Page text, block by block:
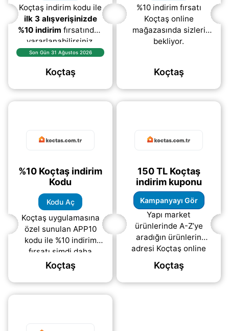
Koçtaş indirim kodu ile
ilk 3 alışverişinizde
%10 indirim fırsatından
yararlanabilirsiniz.
Koçtaş mobil
olan bu avantaj
Son Gün 31 Ağustos 2026
Koçtaş
%10 indirim fırsatı
Koçtaş online
mağazasında sizleri
bekliyor.
Koçtaş
%10 Koçtaş indirim
Kodu
Kodu Aç
Koçtaş uygulamasına
özel sunulan APP10
kodu ile %10 indirim
fırsatı şimdi daha
avantajlı. Uygulamadan
yapılacak alışverişlerde
geçerli bu özel indirim
(daha&helliip;)
Koçtaş
150 TL Koçtaş
indirim kuponu
Kampanyayı Gör
Yapı market
ürünlerinde A-Z’ye
aradığın ürünlerin
adresi Koçtaş online
mağazasından alıp
mağazadan teslim
alanlara 150 TL indirim
Koçtaş